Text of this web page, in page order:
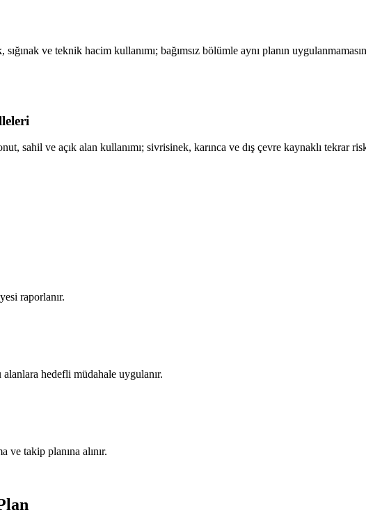
ve teknik hacim kullanımı; bağımsız bölümle aynı planın
sahil ve açık alan kullanımı; sivrisinek, karınca ve dış çevre kaynaklı tekrar
raporlanır.
hedefli müdahale uygulanır.
ve takip planına alınır.